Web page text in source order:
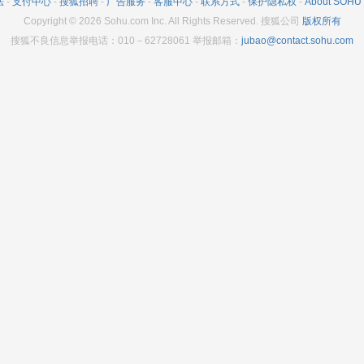
Copyright © 2026 Sohu.com Inc. All Rights Reserved. 搜狐公司 版权所有
搜狐不良信息举报电话：010－62728061 举报邮箱： jubao@contact.sohu.com